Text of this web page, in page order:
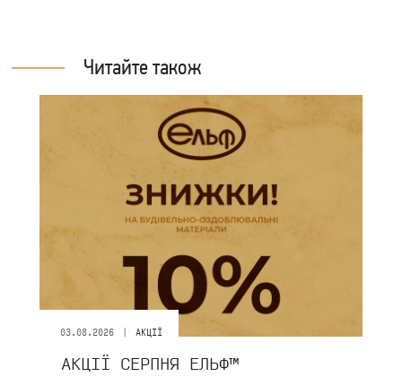
Читайте також
03.08.2026 АКЦІЇ
АКЦІЇ СЕРПНЯ ЕЛЬФ™